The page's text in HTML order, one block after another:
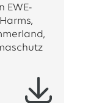
EWE-